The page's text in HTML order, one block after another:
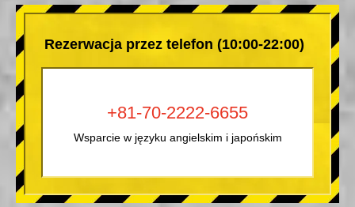
Rezerwacja przez telefon (10:00-22:00)
+81-70-2222-6655
Wsparcie w języku angielskim i japońskim